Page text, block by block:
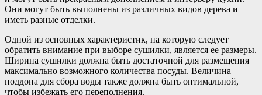
Они могут быть выполнены из различных видов дерева и
иметь разные отделки.
Одной из основных характеристик, на которую следует
обратить внимание при выборе сушилки, является ее размеры.
Ширина сушилки должна быть достаточной для размещения
максимально возможного количества посуды. Величина
поддона для сбора воды также должна быть оптимальной,
чтобы избежать его переполнения.